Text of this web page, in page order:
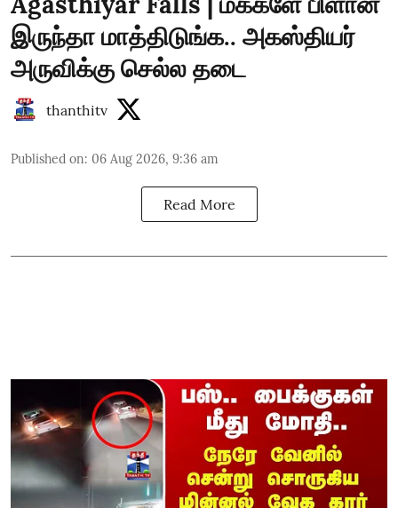
இருந்தா மாத்திடுங்க.. அகஸ்தியர்
அருவிக்கு செல்ல தடை
thanthitv
Published on: 06 Aug 2026, 9:36 am
Read More